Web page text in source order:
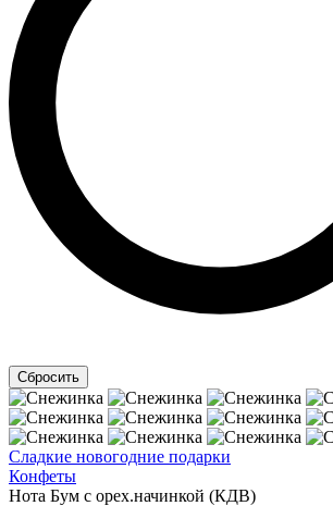
Сладкие новогодние подарки
Конфеты
Нота Бум с орех.начинкой (КДВ)